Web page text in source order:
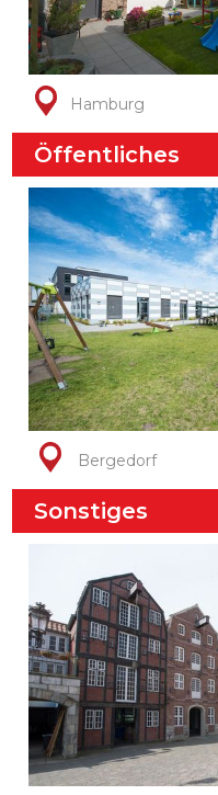
Hamburg
Öffentliches
Bergedorf
Sonstiges